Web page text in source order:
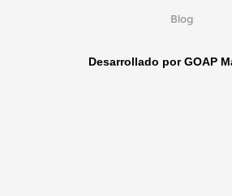
Desarrollado por GOAP
Blog